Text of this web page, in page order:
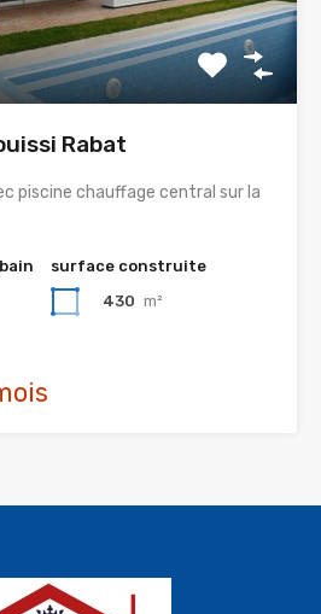
Rabat
piscine chauffage central sur la
surface construite
430 m²